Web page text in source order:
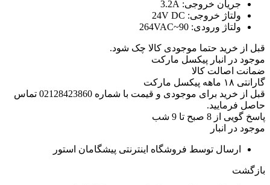
جریان خروجی: 3.2A
ولتاژ خروجی: 24V DC
ولتاژ ورودی: 90~264VAC
قبل از خرید حتما موجودی کالا چک شود.
موجود در انبار پیکسل مارکت
ضمانت اصالت کالا
گارانتی ۱۸ ماهه پیکسل مارکت
قبل از خرید برای موجودی و قیمت با شماره 02128423860 تماس
حاصل فرمایید.
پاسخ گویی از 8 صبح تا 9 شب
موجود در انبار
ارسال توسط فروشگاه اینترنتی پیشگامان استور
بازگشت